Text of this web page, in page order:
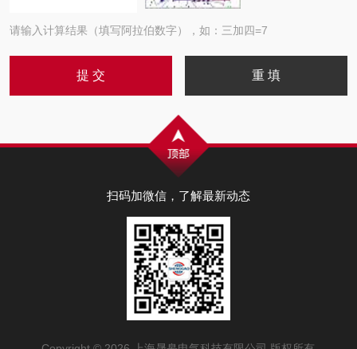
请输入计算结果（填写阿拉伯数字），如：三加四=7
扫码加微信，了解最新动态